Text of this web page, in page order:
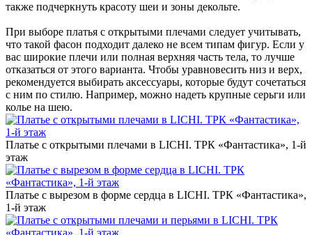
также подчеркнуть красоту шеи и зоны декольте.
При выборе платья с открытыми плечами следует учитывать,
что такой фасон подходит далеко не всем типам фигур. Если у
вас широкие плечи или полная верхняя часть тела, то лучше
отказаться от этого варианта. Чтобы уравновесить низ и верх,
рекомендуется выбирать аксессуары, которые будут сочетаться
с ним по стилю. Например, можно надеть крупные серьги или
колье на шею.
Платье с открытыми плечами в LICHI. ТРК «Фантастика», 1-й
этаж
Платье с вырезом в форме сердца в LICHI. ТРК «Фантастика»,
1-й этаж